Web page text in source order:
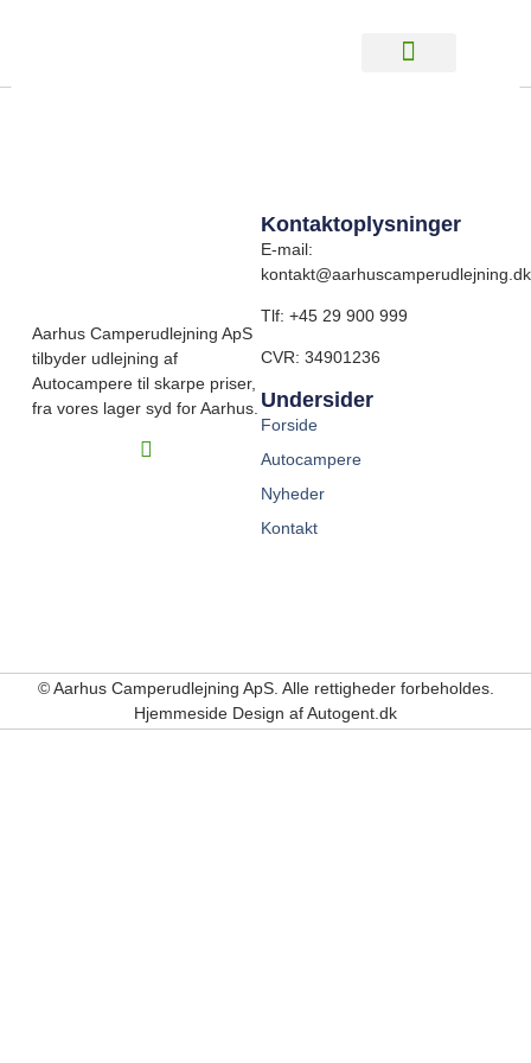
Carado V 337 03
Aarhus Camperudlejning ApS
tilbyder udlejning af
Autocampere til skarpe priser,
fra vores lager syd for Aarhus.
Kontaktoplysninger
E-mail:
kontakt@aarhuscamperudlejning.dk
Tlf: +45 29 900 999
CVR: 34901236
Undersider
Forside
Autocampere
Nyheder
Kontakt
© Aarhus Camperudlejning ApS. Alle rettigheder forbeholdes.
Hjemmeside Design af Autogent.dk